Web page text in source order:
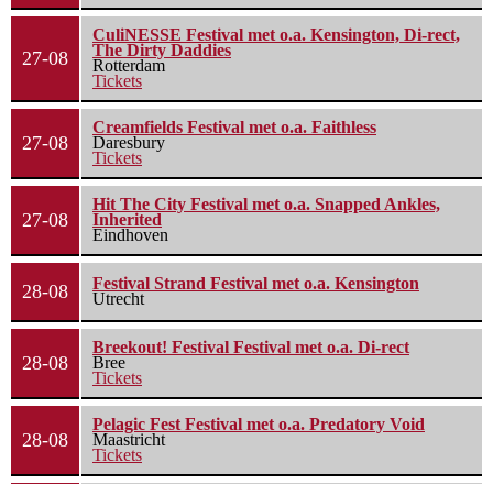
27-08
CuliNESSE Festival met o.a. Kensington, Di-rect,
The Dirty Daddies
Rotterdam
Tickets
27-08
Creamfields Festival met o.a. Faithless
Daresbury
Tickets
27-08
Hit The City Festival met o.a. Snapped Ankles,
Inherited
Eindhoven
28-08
Festival Strand Festival met o.a. Kensington
Utrecht
28-08
Breekout! Festival Festival met o.a. Di-rect
Bree
Tickets
28-08
Pelagic Fest Festival met o.a. Predatory Void
Maastricht
Tickets